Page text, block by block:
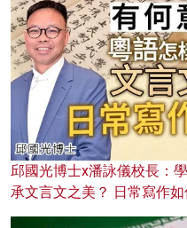
邱國光博士x潘詠儀校長：
承文言文之美？ 日常寫作如